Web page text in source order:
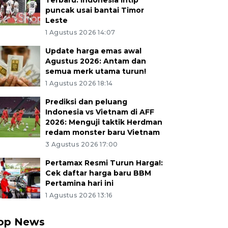
puncak usai bantai Timor
Leste
1 Agustus 2026 14:07
Update harga emas awal
Agustus 2026: Antam dan
semua merk utama turun!
1 Agustus 2026 18:14
Prediksi dan peluang
Indonesia vs Vietnam di AFF
2026: Menguji taktik Herdman
redam monster baru Vietnam
3 Agustus 2026 17:00
Pertamax Resmi Turun Harga!:
Cek daftar harga baru BBM
Pertamina hari ini
1 Agustus 2026 13:16
News